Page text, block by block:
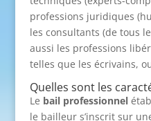
professions juridiques
les consultants (de tous
aussi les professions
telles que les écrivains,
Quelles sont les
Le bail professionnel
le bailleur s’inscrit sur